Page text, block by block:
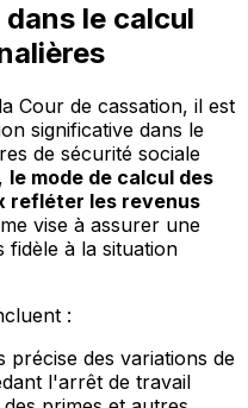
le calcul
Cour de cassation, il est
significative dans le
de sécurité sociale
le mode de calcul des
refléter les revenus
vise à assurer une
fidèle à la situation
:
précise des variations de
l'arrêt de travail